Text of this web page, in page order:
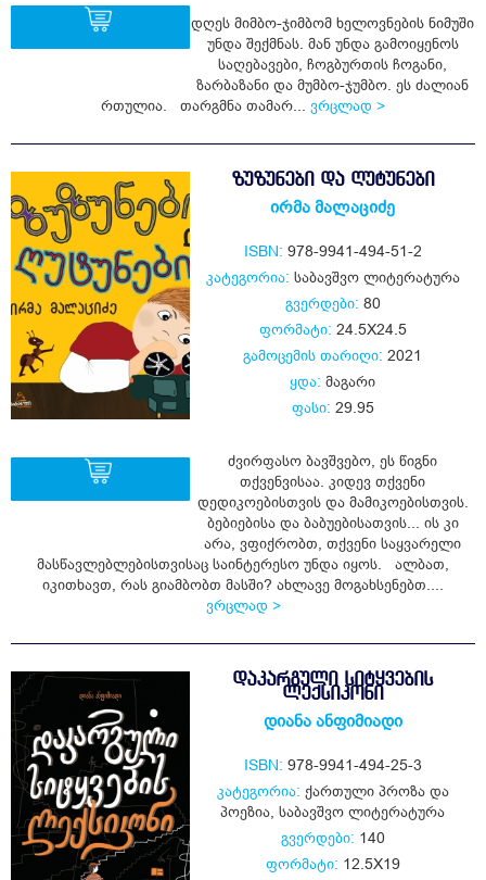
დღეს მიმბო-ჯიმბომ ხელოვნების ნიმუში
უნდა შექმნას. მან უნდა გამოიყენოს
საღებავები, ჩოგბურთის ჩოგანი,
ზარბაზანი და მუმბო-ჯუმბო. ეს ძალიან
რთულია. თარგმნა თამარ... ვრცლად >
ᲖᲣᲖᲣᲜᲔᲑᲘ ᲓᲐ ᲦᲣᲢᲣᲜᲔᲑᲘ
ირმა მალაციძე
ISBN: 978-9941-494-51-2
კატეგორია: საბავშვო ლიტერატურა
გვერდები: 80
ფორმატი: 24.5X24.5
გამოცემის თარიღი: 2021
ყდა: მაგარი
ფასი: 29.95
ძვირფასო ბავშვებო, ეს წიგნი
თქვენვისაა. კიდევ თქვენი
დედიკოებისთვის და მამიკოებისთვის.
ბებიებისა და ბაბუებისათვის... ის კი
არა, ვფიქრობთ, თქვენი საყვარელი
მასწავლებლებისთვისაც საინტერესო უნდა იყოს. ალბათ,
იკითხავთ, რას გიამბობთ მასში? ახლავე მოგახსენებთ....
ვრცლად >
ᲓᲐᲙᲐᲠᲒᲣᲚᲘ ᲡᲘᲢᲧᲕᲔᲑᲘᲡ
ᲚᲔᲥᲡᲘᲙᲝᲜᲘ
დიანა ანფიმიადი
ISBN: 978-9941-494-25-3
კატეგორია: ქართული პროზა და
პოეზია საბავშვო ლიტერატურა
გვერდები: 140
ფორმატი: 12.5X19